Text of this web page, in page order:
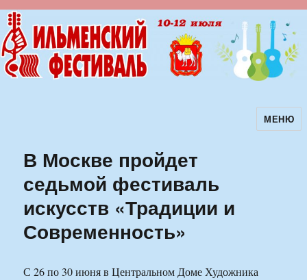
Ильменский фестиваль авторскойМЕНЮ
В Москве пройдет
седьмой фестиваль
искусств «Традиции и
Современность»
С 26 по 30 июня в Центральном Доме Художника